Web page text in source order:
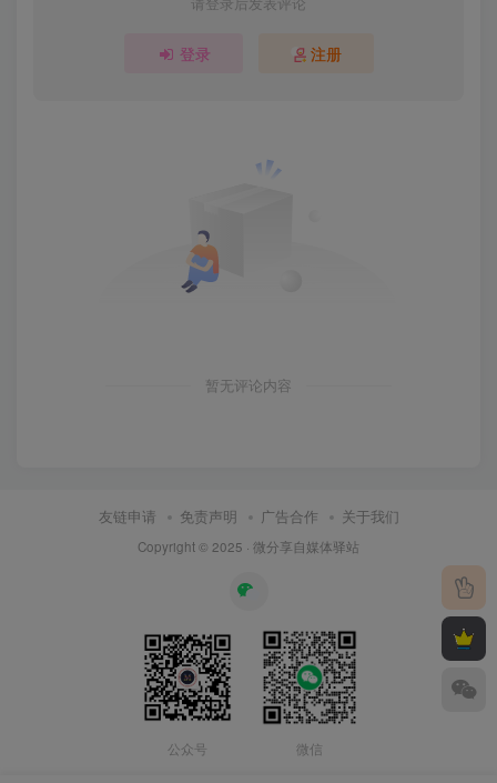
登录 注册
暂无评论内容
友链申请 免责声明 广告合作 关于我们
Copyright © 2025 · 微分享自媒体驿站
公众号 微信